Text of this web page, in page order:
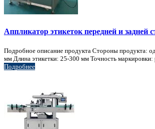
Аппликатор этикеток передней и
Подробное описание продукта Стороны продукта:
мм Длина этикетки: 25-300 мм Точность маркировки:
Подробнее